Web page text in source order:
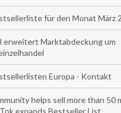
für den Monat März
erweitert Marktabdeckung um
Europa - Kontakt
helps sell more than 50
expands Bestseller List